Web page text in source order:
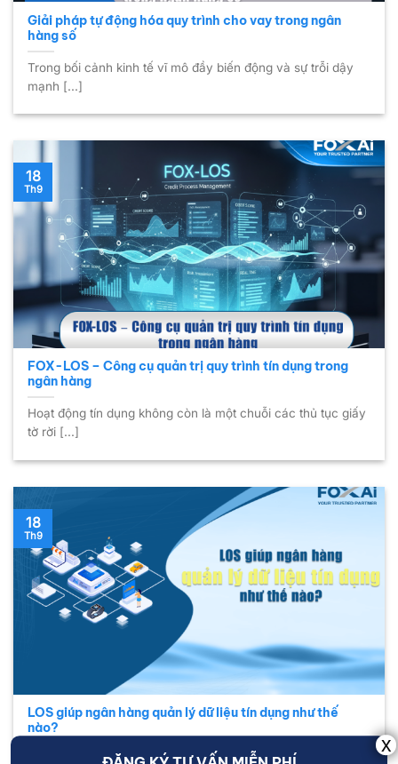
Giải pháp tự động hóa quy trình cho vay trong ngân
hàng số
Trong bối cảnh kinh tế vĩ mô đầy biến động và sự trỗi dậy
mạnh [...]
FOX-LOS – Công cụ quản trị quy trình tín dụng trong
ngân hàng
Hoạt động tín dụng không còn là một chuỗi các thủ tục giấy
tờ rời [...]
18
Th9
LOS giúp ngân hàng quản lý dữ liệu tín dụng như thế
nào?
Trong bối cảnh ngành tài chính chuyển đổi số mạnh mẽ,
18
Th9